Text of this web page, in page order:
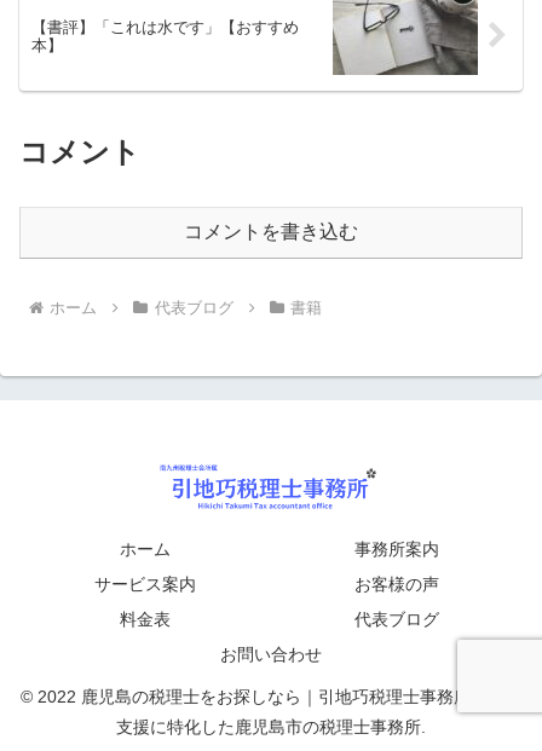
【書評】「これは水です」【おすすめ
本】
コメント
コメントを書き込む
ホーム 代表ブログ 書籍
ホーム
事務所案内
サービス案内
お客様の声
料金表
代表ブログ
お問い合わせ
© 2022 鹿児島の税理士をお探しなら｜引地巧税理士事務所｜起業
支援に特化した鹿児島市の税理士事務所.